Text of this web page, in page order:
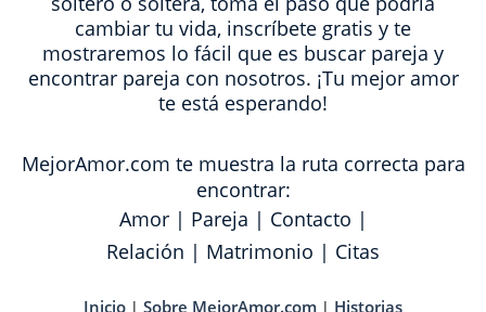
cambiar tu vida, inscríbete gratis y te
mostraremos lo fácil que es buscar pareja y
encontrar pareja con nosotros. ¡Tu mejor amor
te está esperando!
MejorAmor.com te muestra la ruta correcta para
encontrar:
Amor| Pareja | Contacto |
Relación | Matrimonio | Citas
Inicio | Sobre MejorAmor.com | Historias